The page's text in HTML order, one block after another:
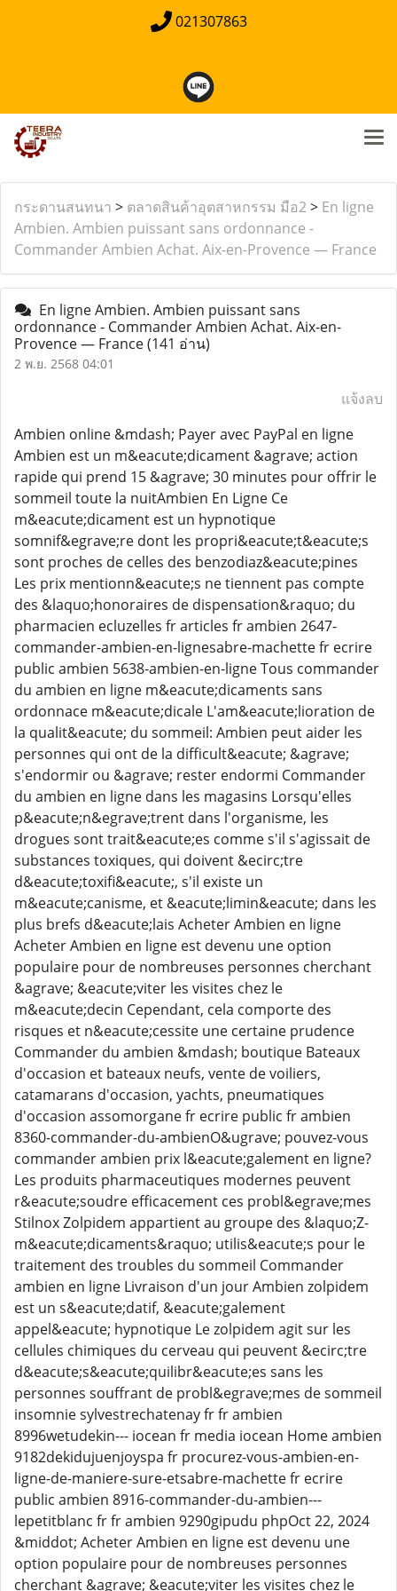
021307863
กระดานสนทนา > ตลาดสินค้าอุตสาหกรรม มือ2> En ligne
Ambien. Ambien puissant sans ordonnance -
Commander Ambien Achat. Aix-en-Provence — France
En ligne Ambien. Ambien puissant sans
ordonnance - Commander Ambien Achat. Aix-en-
Provence — France(141 อ่าน)
2 พ.ย. 2568 04:01
แจ้งลบ
Ambien online &mdash; Payer avec PayPal en ligne
Ambien est un m&eacute;dicament &agrave; action
rapide qui prend 15 &agrave; 30 minutes pour offrir le
sommeil toute la nuitAmbien En Ligne Ce
m&eacute;dicament est un hypnotique
somnif&egrave;re dont les propri&eacute;t&eacute;s
sont proches de celles des benzodiaz&eacute;pines
Les prix mentionn&eacute;s ne tiennent pas compte
des &laquo;honoraires de dispensation&raquo; du
pharmacien ecluzelles fr articles fr ambien 2647-
commander-ambien-en-lignesabre-machette fr ecrire
public ambien 5638-ambien-en-ligne Tous commander
du ambien en ligne m&eacute;dicaments sans
ordonnace m&eacute;dicale L'am&eacute;lioration de
la qualit&eacute; du sommeil: Ambien peut aider les
personnes qui ont de la difficult&eacute; &agrave;
s'endormir ou &agrave; rester endormi Commander
du ambien en ligne dans les magasins Lorsqu'elles
p&eacute;n&egrave;trent dans l'organisme, les
drogues sont trait&eacute;es comme s'il s'agissait de
substances toxiques, qui doivent &ecirc;tre
d&eacute;toxifi&eacute;, s'il existe un
m&eacute;canisme, et &eacute;limin&eacute; dans les
plus brefs d&eacute;lais Acheter Ambien en ligne
Acheter Ambien en ligne est devenu une option
populaire pour de nombreuses personnes cherchant
&agrave; &eacute;viter les visites chez le
m&eacute;decin Cependant, cela comporte des
risques et n&eacute;cessite une certaine prudence
Commander du ambien &mdash; boutique Bateaux
d'occasion et bateaux neufs, vente de voiliers,
catamarans d'occasion, yachts, pneumatiques
d'occasion assomorgane fr ecrire public fr ambien
8360-commander-du-ambienO&ugrave; pouvez-vous
commander ambien prix l&eacute;galement en ligne?
Les produits pharmaceutiques modernes peuvent
r&eacute;soudre efficacement ces probl&egrave;mes
Stilnox Zolpidem appartient au groupe des &laquo;Z-
m&eacute;dicaments&raquo; utilis&eacute;s pour le
traitement des troubles du sommeil Commander
ambien en ligne Livraison d'un jour Ambien zolpidem
est un s&eacute;datif, &eacute;galement
appel&eacute; hypnotique Le zolpidem agit sur les
cellules chimiques du cerveau qui peuvent &ecirc;tre
d&eacute;s&eacute;quilibr&eacute;es sans les
personnes souffrant de probl&egrave;mes de sommeil
insomnie sylvestrechatenay fr fr ambien
8996wetudekin--- iocean fr media iocean Home ambien
9182dekidujuenjoyspa fr procurez-vous-ambien-en-
ligne-de-maniere-sure-etsabre-machette fr ecrire
public ambien 8916-commander-du-ambien---
lepetitblanc fr fr ambien 9290gipudu phpOct 22, 2024
&middot; Acheter Ambien en ligne est devenu une
option populaire pour de nombreuses personnes
cherchant &agrave; &eacute;viter les visites chez le